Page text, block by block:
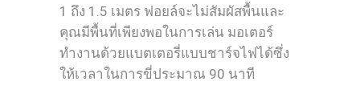
1 ถึง 1.5 เมตร ฟอยล์จะไม่สัมผัสพื้นและ
คุณมีพื้นที่เพียงพอในการเล่น มอเตอร์
ทำงานด้วยแบตเตอรี่แบบชาร์จไฟได้ซึ่ง
ให้เวลาในการขี่ประมาณ 90 นาที